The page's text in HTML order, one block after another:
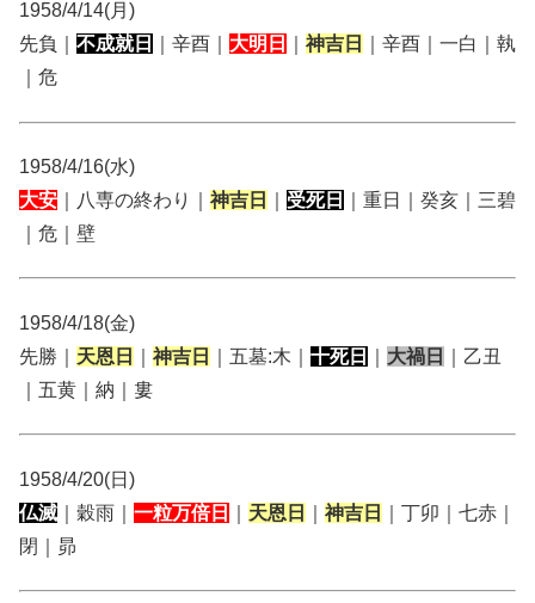
1958/4/14(月)
先負｜ 不成就日 ｜辛酉｜ 大明日 神吉日
｜辛酉｜一白｜執
｜危
1958/4/16(水)
大安 ｜八専の終わり｜ 神吉日 受死日
｜重日｜癸亥｜三碧
｜危｜壁
1958/4/18(金)
先勝｜ 天恩日 神吉日 ｜五墓:木｜ 十死日 大禍日
｜乙丑
｜五黄｜納｜婁
1958/4/20(日)
仏滅 ｜穀雨｜ 一粒万倍日 天恩日 神吉日
｜丁卯｜七赤｜
閉｜昴